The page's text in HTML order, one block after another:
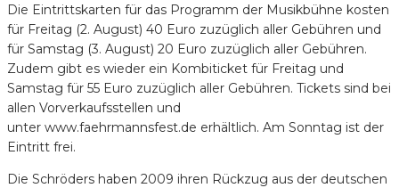
Die Eintrittskarten für das Programm der Musikbühne kosten
für Freitag (2. August) 40 Euro zuzüglich aller Gebühren und
für Samstag (3. August) 20 Euro zuzüglich aller Gebühren.
Zudem gibt es wieder ein Kombiticket für Freitag und
Samstag für 55 Euro zuzüglich aller Gebühren. Tickets sind bei
allen Vorverkaufsstellen und
unter www.faehrmannsfest.de erhältlich. Am Sonntag ist der
Eintritt frei.
Die Schröders haben 2009 ihren Rückzug aus der deutschen